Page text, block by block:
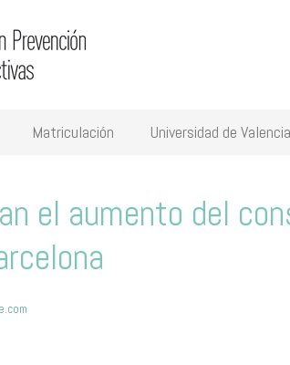
Matriculación Universidad de Valencia
el aumento del